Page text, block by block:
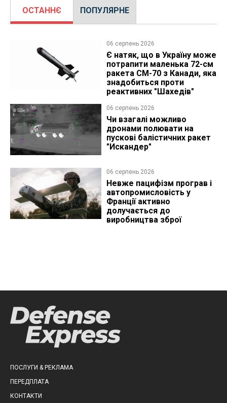
ОСТАННЄ ПОПУЛЯРНЕ
06 серпень 2026
Є натяк, що в Україну може
потрапити маленька 72-см
ракета CM-70 з Канади, яка
знадобиться проти
реактивних "Шахедів"
06 серпень 2026
Чи взагалі можливо
дронами полювати на
пускові балістичних ракет
"Искандер"
06 серпень 2026
Невже пацифізм програв і
автопромисловість у
Франції активно
долучається до
виробництва зброї
ПОСЛУГИ & РЕКЛАМА
ПЕРЕДПЛАТА
КОНТАКТИ